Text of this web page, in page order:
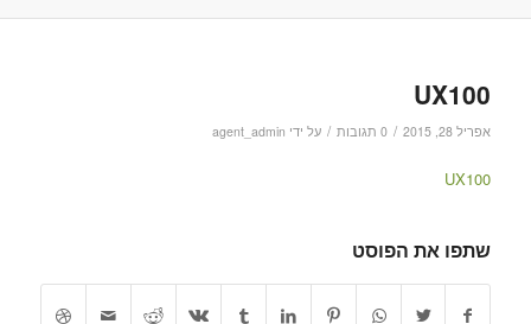
UX100
אפריל 28, 2015 / 0 תגובות / על ידי agent_admin
UX100
שתפו את הפוסט